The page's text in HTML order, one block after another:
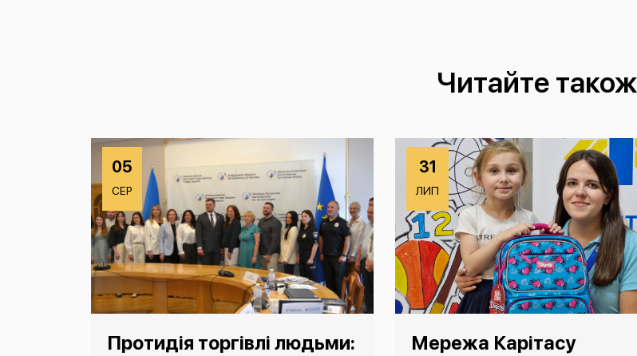
Читайте також
05
СЕР
Протидія торгівлі людьми:
31
ЛИП
Мережа Карітасу